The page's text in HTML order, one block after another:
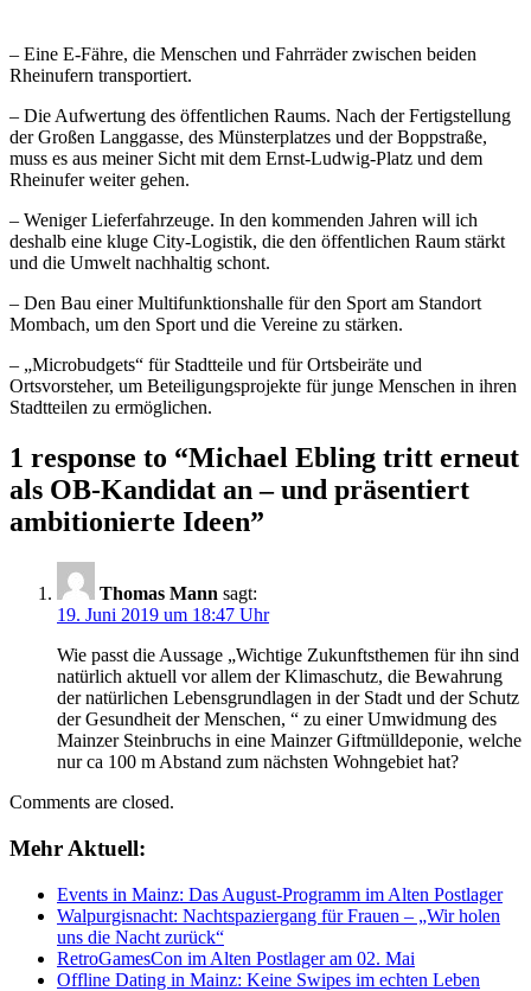
– Eine E-Fähre, die Menschen und Fahrräder zwischen beiden
Rheinufern transportiert.
– Die Aufwertung des öffentlichen Raums. Nach der Fertigstellung
der Großen Langgasse, des Münsterplatzes und der Boppstraße,
muss es aus meiner Sicht mit dem Ernst-Ludwig-Platz und dem
Rheinufer weiter gehen.
– Weniger Lieferfahrzeuge. In den kommenden Jahren will ich
deshalb eine kluge City-Logistik, die den öffentlichen Raum stärkt
und die Umwelt nachhaltig schont.
– Den Bau einer Multifunktionshalle für den Sport am Standort
Mombach, um den Sport und die Vereine zu stärken.
– „Microbudgets“ für Stadtteile und für Ortsbeiräte und
Ortsvorsteher, um Beteiligungsprojekte für junge Menschen in ihren
Stadtteilen zu ermöglichen.
1 response to “Michael Ebling tritt erneut
als OB-Kandidat an – und präsentiert
ambitionierte Ideen”
Thomas Mann sagt:
19. Juni 2019 um 18:47 Uhr
Wie passt die Aussage „Wichtige Zukunftsthemen für ihn sind
natürlich aktuell vor allem der Klimaschutz, die Bewahrung
der natürlichen Lebensgrundlagen in der Stadt und der Schutz
der Gesundheit der Menschen, “ zu einer Umwidmung des
Mainzer Steinbruchs in eine Mainzer Giftmülldeponie, welche
nur ca 100 m Abstand zum nächsten Wohngebiet hat?
Comments are closed.
Mehr Aktuell:
Events in Mainz: Das August-Programm im Alten Postlager
Walpurgisnacht: Nachtspaziergang für Frauen – „Wir holen
uns die Nacht zurück“
RetroGamesCon im Alten Postlager am 02. Mai
Offline Dating in Mainz: Keine Swipes im echten Leben